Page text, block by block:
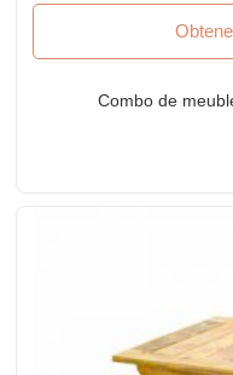
Combo de